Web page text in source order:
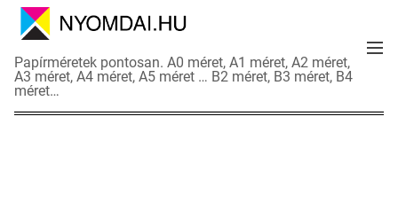
N
y
o
m
Papírméretek pontosan. A0 méret, A1 méret, A2 méret,
A3 méret, A4 méret, A5 méret … B2 méret, B3 méret, B4
méret…
M